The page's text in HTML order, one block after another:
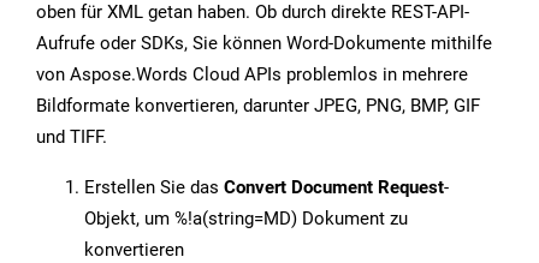
oben für XML getan haben. Ob durch direkte REST-API-
Aufrufe oder SDKs, Sie können Word-Dokumente mithilfe
von Aspose.Words Cloud APIs problemlos in mehrere
Bildformate konvertieren, darunter JPEG, PNG, BMP, GIF
und TIFF.
Erstellen Sie das Convert Document Request-
Objekt, um %!a(string=MD) Dokument zu
konvertieren